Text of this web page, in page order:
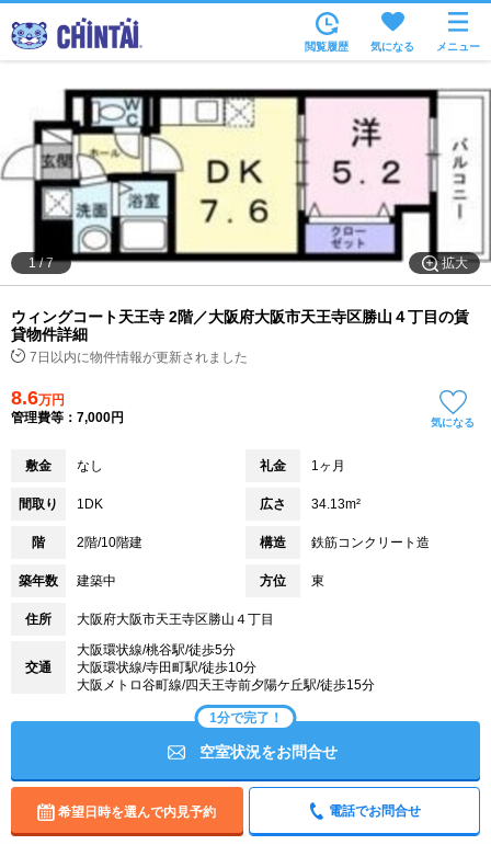
住所から
通勤通学時間から
TOP
閲覧履歴 気になる メニュー
拡大
1/7
ウィングコート天王寺 2階／大阪府大阪市天王寺区勝山４丁目の賃
貸物件詳細
7日以内に物件情報が更新されました
8.6万円
管理費等：7,000円
気になる
敷金 なし 礼金 1ヶ月
間取り 1DK 広さ 34.13m²
階 2階/10階建 構造 鉄筋コンクリート造
築年数 建築中 方位 東
住所 大阪府大阪市天王寺区勝山４丁目
交通
大阪環状線/桃谷駅/徒歩5分
大阪環状線/寺田町駅/徒歩10分
大阪メトロ谷町線/四天王寺前夕陽ケ丘駅/徒歩15分
1分で完了！
空室状況をお問合せ
希望日時を選んで内見予約 電話でお問合せ